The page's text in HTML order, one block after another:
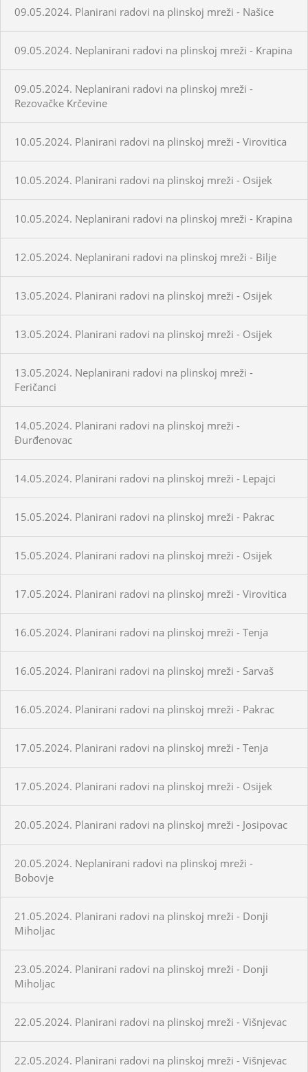
09.05.2024. Planirani radovi na plinskoj mreži - Našice
09.05.2024. Neplanirani radovi na plinskoj mreži - Krapina
09.05.2024. Neplanirani radovi na plinskoj mreži -
Rezovačke Krčevine
10.05.2024. Planirani radovi na plinskoj mreži - Virovitica
10.05.2024. Planirani radovi na plinskoj mreži - Osijek
10.05.2024. Neplanirani radovi na plinskoj mreži - Krapina
12.05.2024. Neplanirani radovi na plinskoj mreži - Bilje
13.05.2024. Planirani radovi na plinskoj mreži - Osijek
13.05.2024. Planirani radovi na plinskoj mreži - Osijek
13.05.2024. Neplanirani radovi na plinskoj mreži -
Feričanci
14.05.2024. Planirani radovi na plinskoj mreži -
Đurđenovac
14.05.2024. Planirani radovi na plinskoj mreži - Lepajci
15.05.2024. Planirani radovi na plinskoj mreži - Pakrac
15.05.2024. Planirani radovi na plinskoj mreži - Osijek
17.05.2024. Planirani radovi na plinskoj mreži - Virovitica
16.05.2024. Planirani radovi na plinskoj mreži - Tenja
16.05.2024. Planirani radovi na plinskoj mreži - Sarvaš
16.05.2024. Planirani radovi na plinskoj mreži - Pakrac
17.05.2024. Planirani radovi na plinskoj mreži - Tenja
17.05.2024. Planirani radovi na plinskoj mreži - Osijek
20.05.2024. Planirani radovi na plinskoj mreži - Josipovac
20.05.2024. Neplanirani radovi na plinskoj mreži -
Bobovje
21.05.2024. Planirani radovi na plinskoj mreži - Donji
Miholjac
23.05.2024. Planirani radovi na plinskoj mreži - Donji
Miholjac
22.05.2024. Planirani radovi na plinskoj mreži - Višnjevac
22.05.2024. Planirani radovi na plinskoj mreži - Višnjevac